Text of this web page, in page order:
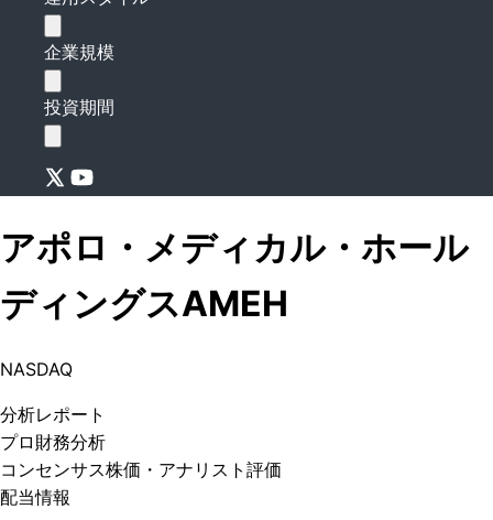
企業規模
投資期間
アポロ・メディカル・ホール
ディングスAMEH
NASDAQ
分析レポート
プロ 財務分析
コンセンサス株価 ・アナリスト評価
配当情報